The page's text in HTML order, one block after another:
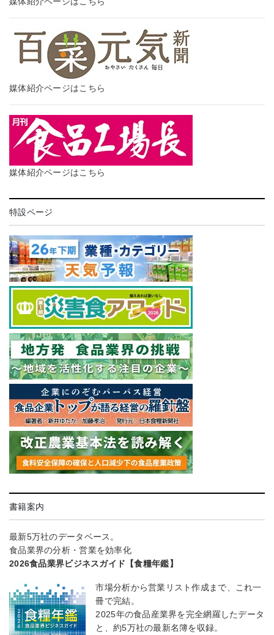
媒体紹介ページはこちら
媒体紹介ページはこちら
特設ページ
書籍案内
最新5万社のデータベース。
食品業界の分析・営業を効率化
2026食品業界ビジネスガイド【食糧年鑑】
市場分析から営業リスト作成まで、これ一
冊で完結。
2025年の食品産業界を完全網羅したデータ
と、約5万社の最新名簿を収録。